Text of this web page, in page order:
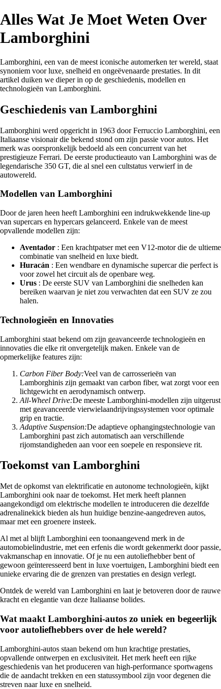
Alles Wat Je Moet Weten Over
Lamborghini
Lamborghini, een van de meest iconische automerken ter wereld, staat
synoniem voor luxe, snelheid en ongeëvenaarde prestaties. In dit
artikel duiken we dieper in op de geschiedenis, modellen en
technologieën van Lamborghini.
Geschiedenis van Lamborghini
Lamborghini werd opgericht in 1963 door Ferruccio Lamborghini, een
Italiaanse visionair die bekend stond om zijn passie voor autos. Het
merk was oorspronkelijk bedoeld als een concurrent van het
prestigieuze Ferrari. De eerste productieauto van Lamborghini was de
legendarische 350 GT, die al snel een cultstatus verwierf in de
autowereld.
Modellen van Lamborghini
Door de jaren heen heeft Lamborghini een indrukwekkende line-up
van supercars en hypercars gelanceerd. Enkele van de meest
opvallende modellen zijn:
Aventador : Een krachtpatser met een V12-motor die de ultieme
combinatie van snelheid en luxe biedt.
Huracán : Een wendbare en dynamische supercar die perfect is
voor zowel het circuit als de openbare weg.
Urus : De eerste SUV van Lamborghini die snelheden kan
bereiken waarvan je niet zou verwachten dat een SUV ze zou
halen.
Technologieën en Innovaties
Lamborghini staat bekend om zijn geavanceerde technologieën en
innovaties die elke rit onvergetelijk maken. Enkele van de
opmerkelijke features zijn:
Carbon Fiber Body:Veel van de carrosserieën van
Lamborghinis zijn gemaakt van carbon fiber, wat zorgt voor een
lichtgewicht en aerodynamisch ontwerp.
All-Wheel Drive:De meeste Lamborghini-modellen zijn uitgerust
met geavanceerde vierwielaandrijvingssystemen voor optimale
grip en tractie.
Adaptive Suspension:De adaptieve ophangingstechnologie van
Lamborghini past zich automatisch aan verschillende
rijomstandigheden aan voor een soepele en responsieve rit.
Toekomst van Lamborghini
Met de opkomst van elektrificatie en autonome technologieën, kijkt
Lamborghini ook naar de toekomst. Het merk heeft plannen
aangekondigd om elektrische modellen te introduceren die dezelfde
adrenalinekick bieden als hun huidige benzine-aangedreven autos,
maar met een groenere insteek.
Al met al blijft Lamborghini een toonaangevend merk in de
automobielindustrie, met een erfenis die wordt gekenmerkt door passie,
vakmanschap en innovatie. Of je nu een autoliefhebber bent of
gewoon geïnteresseerd bent in luxe voertuigen, Lamborghini biedt een
unieke ervaring die de grenzen van prestaties en design verlegt.
Ontdek de wereld van Lamborghini en laat je betoveren door de rauwe
kracht en elegantie van deze Italiaanse bolides.
Wat maakt Lamborghini-autos zo uniek en begeerlijk
voor autoliefhebbers over de hele wereld?
Lamborghini-autos staan bekend om hun krachtige prestaties,
opvallende ontwerpen en exclusiviteit. Het merk heeft een rijke
geschiedenis van het produceren van high-performance sportwagens
die de aandacht trekken en een statussymbool zijn voor degenen die
streven naar luxe en snelheid.